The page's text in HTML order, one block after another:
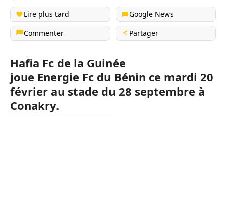
Lire plus tard
Google News
Commenter
Partager
Hafia Fc de la Guinée
joue Energie Fc du Bénin ce mardi 20
février au stade du 28 septembre à
Conakry.